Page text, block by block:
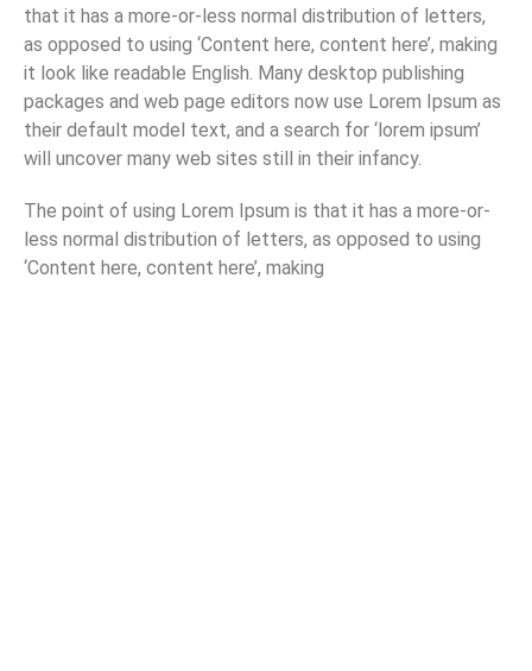
that it has a more-or-less normal distribution of letters,
as opposed to using ‘Content here, content here’, making
it look like readable English. Many desktop publishing
packages and web page editors now use Lorem Ipsum as
their default model text, and a search for ‘lorem ipsum’
will uncover many web sites still in their infancy.
The point of using Lorem Ipsum is that it has a more-or-
less normal distribution of letters, as opposed to using
‘Content here, content here’, making